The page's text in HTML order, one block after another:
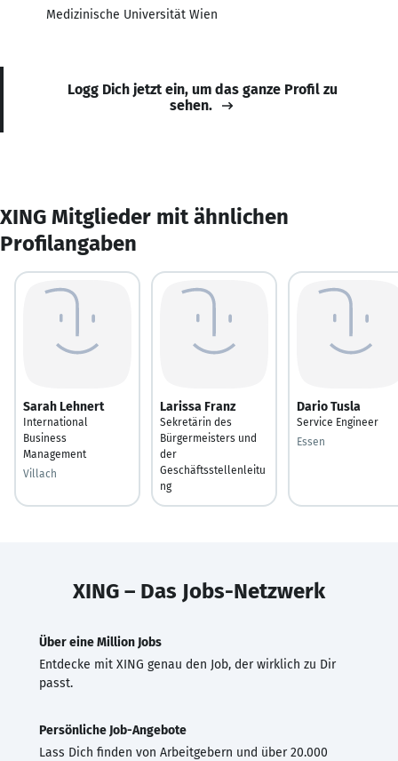
Medizinische Universität Wien
Logg Dich jetzt ein, um das ganze Profil zu
sehen.
XING Mitglieder mit ähnlichen
Profilangaben
Sarah Lehnert
International
Business
Management
Villach
Larissa Franz
Sekretärin des
Bürgermeisters und
der
Geschäftsstellenleitu
ng
Dario Tusla
Service Engineer
Essen
XING – Das Jobs-Netzwerk
Über eine Million Jobs
Entdecke mit XING genau den Job, der wirklich zu Dir
passt.
Persönliche Job-Angebote
Lass Dich finden von Arbeitgebern und über 20.000